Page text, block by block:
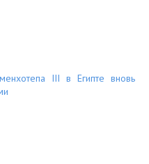
III в Египте вновь